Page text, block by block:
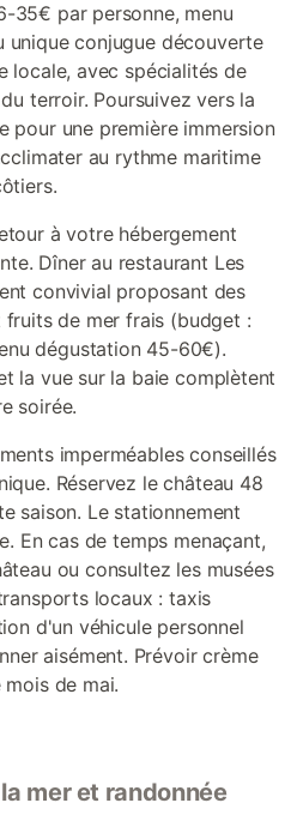
35€ par personne, menu
conjugue découverte
locale, avec spécialités de
terroir. Poursuivez vers la
pour une première immersion
au rythme maritime
à votre hébergement
Dîner au restaurant Les
convivial proposant des
fruits de mer frais (budget :
dégustation 45-60€).
la vue sur la baie complètent
soirée.
imperméables conseillés
Réservez le château 48
saison. Le stationnement
En cas de temps menaçant,
ou consultez les musées
locaux : taxis
d'un véhicule personnel
aisément. Prévoir crème
de mai.
mer et randonnée